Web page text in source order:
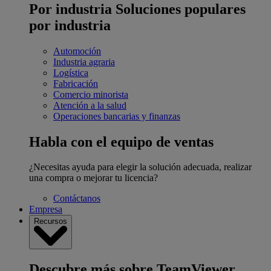
Por industria Soluciones populares
por industria
Automoción
Industria agraria
Logística
Fabricación
Comercio minorista
Atención a la salud
Operaciones bancarias y finanzas
Habla con el equipo de ventas
¿Necesitas ayuda para elegir la solución adecuada, realizar
una compra o mejorar tu licencia?
Contáctanos
Empresa
Recursos